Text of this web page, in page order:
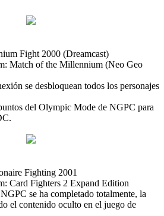
Fight 2000 (Dreamcast)
Match of the Millennium (Neo Geo
se desbloquean todos los personajes
del Olympic Mode de NGPC para
Fighting 2001
Card Fighters 2 Expand Edition
se ha completado totalmente, la
el contenido oculto en el juego de